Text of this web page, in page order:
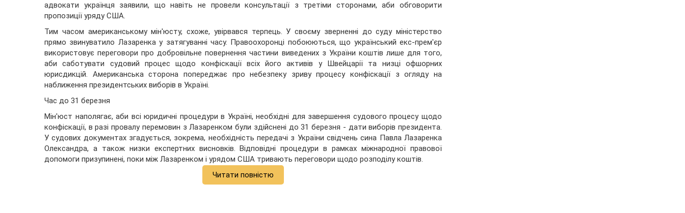
адвокати українця заявили, що навіть не провели консультації з третіми сторонами, аби обговорити
пропозиції уряду США.
Тим часом американському мін'юсту, схоже, увірвався терпець. У своєму зверненні до суду міністерство
прямо звинуватило Лазаренка у затягуванні часу. Правоохоронці побоюються, що український екс-прем'єр
використовує переговори про добровільне повернення частини виведених з України коштів лише для того,
аби саботувати судовий процес щодо конфіскації всіх його активів у Швейцарії та низці офшорних
юрисдикцій. Американська сторона попереджає про небезпеку зриву процесу конфіскації з огляду на
наближення президентських виборів в Україні.
Час до 31 березня
Мін'юст наполягає, аби всі юридичні процедури в Україні, необхідні для завершення судового процесу щодо
конфіскації, в разі провалу перемовин з Лазаренком були здійснені до 31 березня - дати виборів президента.
У судових документах згадується, зокрема, необхідність передачі з України свідчень сина Павла Лазаренка
Олександра, а також низки експертних висновків. Відповідні процедури в рамках міжнародної правової
допомоги призупинені, поки між Лазаренком і урядом США тривають переговори щодо розподілу коштів.
Читати повністю